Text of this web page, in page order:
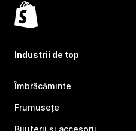
Industrii de top
Îmbrăcăminte
Frumusețe